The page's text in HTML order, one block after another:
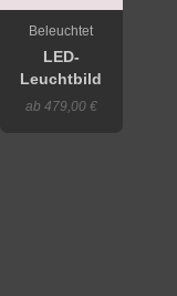
Beleuchtet
LED-
Leuchtbild
ab 479,00 €